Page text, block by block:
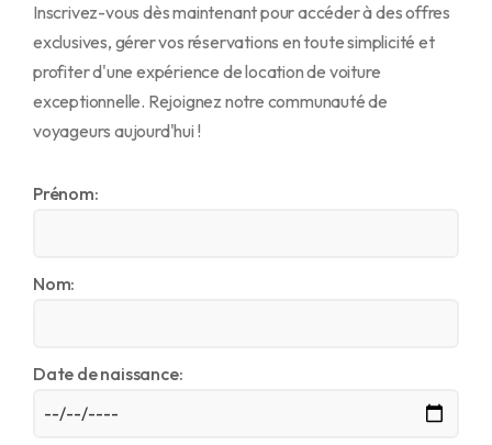
English
Français
Inscrivez-vous dès maintenant pour accéder à des offres
exclusives, gérer vos réservations en toute simplicité et
profiter d'une expérience de location de voiture
exceptionnelle. Rejoignez notre communauté de
voyageurs aujourd'hui !
Prénom:
Nom:
Date de naissance: